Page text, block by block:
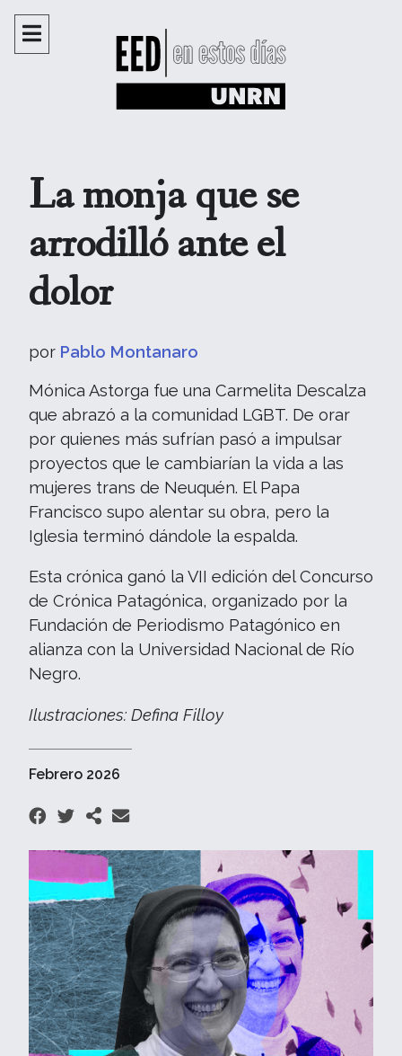
La monja que se
arrodilló ante el
dolor
por Pablo Montanaro
Mónica Astorga fue una Carmelita Descalza
que abrazó a la comunidad LGBT. De orar
por quienes más sufrían pasó a impulsar
proyectos que le cambiarían la vida a las
mujeres trans de Neuquén. El Papa
Francisco supo alentar su obra, pero la
Iglesia terminó dándole la espalda.
Esta crónica ganó la VII edición del Concurso
de Crónica Patagónica, organizado por la
Fundación de Periodismo Patagónico en
alianza con la Universidad Nacional de Río
Negro.
Ilustraciones: Defina Filloy
Febrero 2026